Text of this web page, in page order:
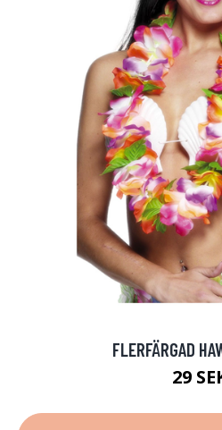
FLERFÄRGAD
29